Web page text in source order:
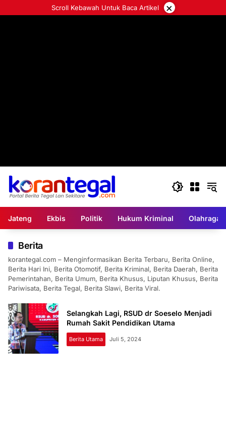
ke
Scroll Kebawah Untuk Baca Artikel ×
Jateng Ekbis Politik Hukum Kriminal Olahraga
Berita
korantegal.com – Menginformasikan Berita Terbaru, Berita Online,
Berita Hari Ini, Berita Otomotif, Berita Kriminal, Berita Daerah, Berita
Pemerintahan, Berita Umum, Berita Khusus, Liputan Khusus, Berita
Pariwisata, Berita Tegal, Berita Slawi, Berita Viral.
Selangkah Lagi, RSUD dr Soeselo Menjadi
Rumah Sakit Pendidikan Utama
Berita Utama Juli 5, 2024